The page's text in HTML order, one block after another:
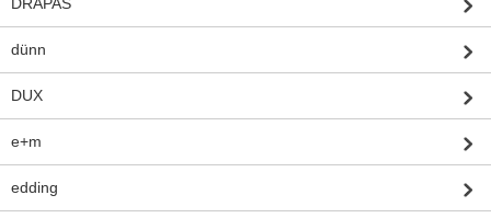
dünn
DUX
e+m
edding